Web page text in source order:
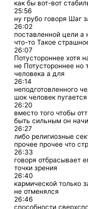
как бы вот-вот
25:56
ну грубо говоря Шаг
26:02
поставленной цели а
что-то Такое
26:07
Потустороннее хотя
не Потустороннее но
человека а для
26:14
неподготовленного
шок человек пугается
26:20
вместо того чтобы
быть сильным он
26:27
либо религиозные
прочее прочее что
26:33
говоря отбрасывает
точки зрения
26:40
кармической только
не отменялся
26:46
способности